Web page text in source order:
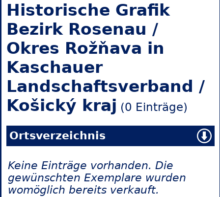
Historische Grafik
Bezirk Rosenau /
Okres Rožňava in
Kaschauer
Landschaftsverband /
Košický kraj (0 Einträge)
Ortsverzeichnis
Keine Einträge vorhanden. Die
gewünschten Exemplare wurden
womöglich bereits verkauft.